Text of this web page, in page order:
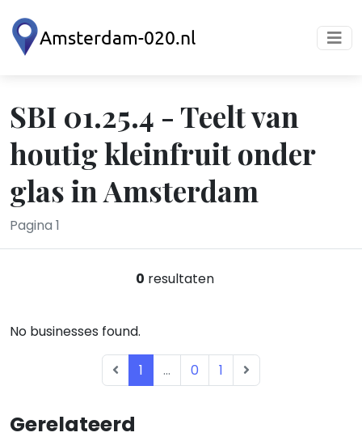
SBI 01.25.4 - Teelt van
houtig kleinfruit onder
glas in Amsterdam
Pagina 1
Gerelateerd
0 resultaten
No businesses found.
1 ... 0 1